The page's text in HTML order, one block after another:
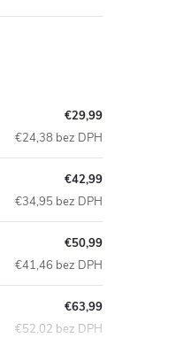
€29,99
€24,38 bez DPH
€42,99
€34,95 bez DPH
€50,99
€41,46 bez DPH
€63,99
€52,02 bez DPH